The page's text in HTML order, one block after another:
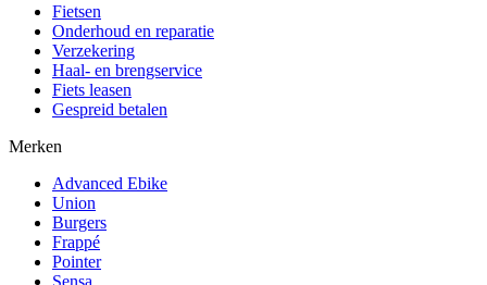
Fietsen
Onderhoud en reparatie
Verzekering
Haal- en brengservice
Fiets leasen
Gespreid betalen
Merken
Advanced Ebike
Union
Burgers
Frappé
Pointer
Sensa